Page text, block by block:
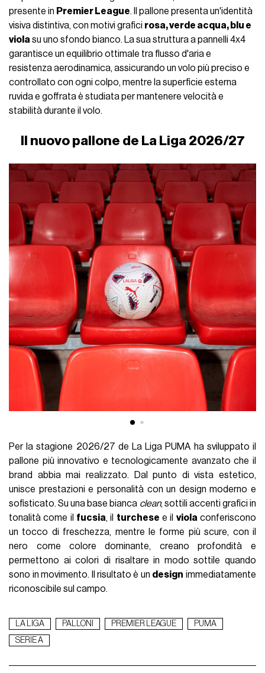
presente in Premier League. Il pallone presenta un'identità
visiva distintiva, con motivi grafici rosa, verde acqua, blu e
viola su uno sfondo bianco. La sua struttura a pannelli 4x4
garantisce un equilibrio ottimale tra flusso d'aria e
resistenza aerodinamica, assicurando un volo più preciso e
controllato con ogni colpo, mentre la superficie esterna
ruvida e goffrata è studiata per mantenere velocità e
stabilità durante il volo.
Il nuovo pallone de La Liga 2026/27
Per la stagione 2026/27 de La Liga PUMA ha sviluppato il
pallone più innovativo e tecnologicamente avanzato che il
brand abbia mai realizzato. Dal punto di vista estetico,
unisce prestazioni e personalità con un design moderno e
sofisticato. Su una base bianca clean, sottili accenti grafici in
tonalità come il fucsia, il turchese e il viola conferiscono
un tocco di freschezza, mentre le forme più scure, con il
nero come colore dominante, creano profondità e
permettono ai colori di risaltare in modo sottile quando
sono in movimento. Il risultato è un design immediatamente
riconoscibile sul campo.
LA LIGA PALLONI PREMIER LEAGUE
PUMA
SERIE A